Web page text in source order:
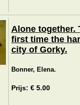
Alone together.
first time the
city of Gorky.
Bonner, Elena.
Prijs: € 5.00